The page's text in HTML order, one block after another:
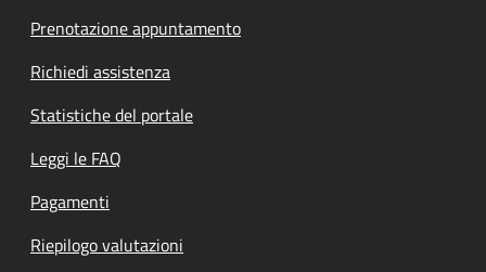
Prenotazione appuntamento
Richiedi assistenza
Statistiche del portale
Leggi le FAQ
Pagamenti
Riepilogo valutazioni